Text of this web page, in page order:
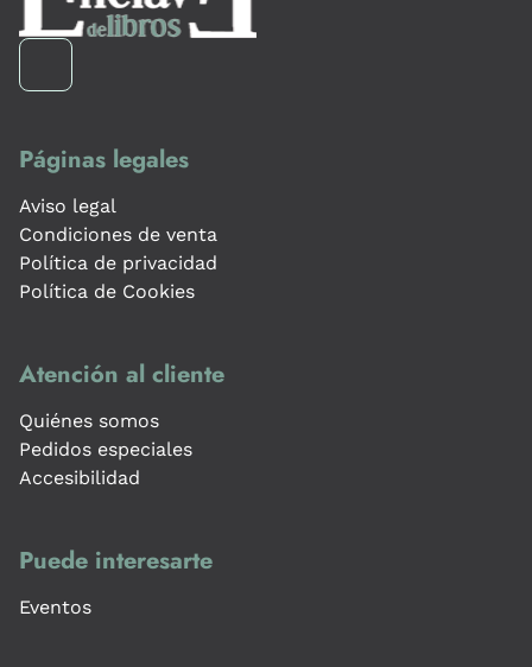
Páginas legales
Aviso legal
Condiciones de venta
Política de privacidad
Política de Cookies
Atención al cliente
Quiénes somos
Pedidos especiales
Accesibilidad
Puede interesarte
Eventos